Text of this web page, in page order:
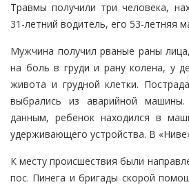
Травмы получили три человека,
31-летний водитель, его 53-летняя
Мужчина получил рваные раны
на боль в груди и рану колена, у
живота и грудной клетки.
выбрались из аварийной
данным, ребенок находился в
удерживающего устройства. В
К месту происшествия были
пос. Пинега и бригады скорой